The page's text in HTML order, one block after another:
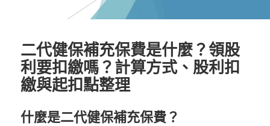
二代健保補充保費是什麼？領股
利要扣繳嗎？計算方式、股利扣
繳與起扣點整理
什麼是二代健保補充保費？